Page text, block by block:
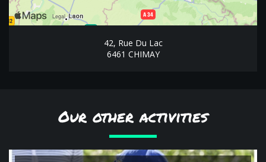
42, Rue Du Lac
6461 CHIMAY
Our other activities